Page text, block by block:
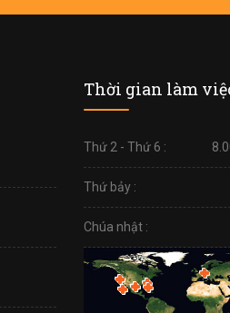
Thời gian làm
Thứ 2 - Thứ 6 :
Thứ bảy :
Chúa nhật :